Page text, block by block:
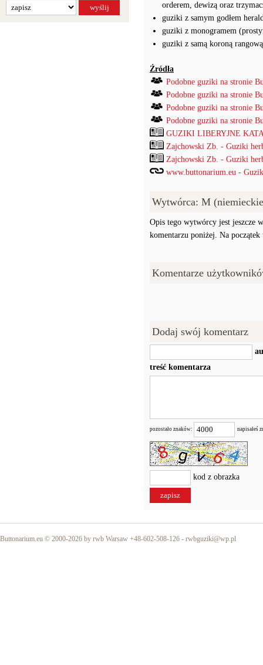
orderem, dewizą oraz
guziki z samym godłem
guziki z monogramem
guziki z samą koroną
Źródła
Podobne guziki na stronie
Podobne guziki na stronie
Podobne guziki na stronie
Podobne guziki na stronie
GUZIKI LIBERYJNE
Zajchowski Zb. - Guziki
Zajchowski Zb. - Guziki
www.buttonarium.eu -
Wytwórca: M
Opis tego wytwórcy jest jeszcze
komentarzu poniżej. Na
Komentarze
Dodaj swój komentarz
treść komentarza
pozostało znaków: napisałeś
kod z obrazka
Buttonarium.eu © 2000-2026 by rwb Warsaw +48-602-508-126 - rwbguziki@wp.pl